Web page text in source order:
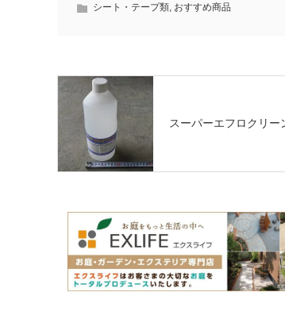
シート・テープ類 おすすめ商品
スーパーエフロクリー